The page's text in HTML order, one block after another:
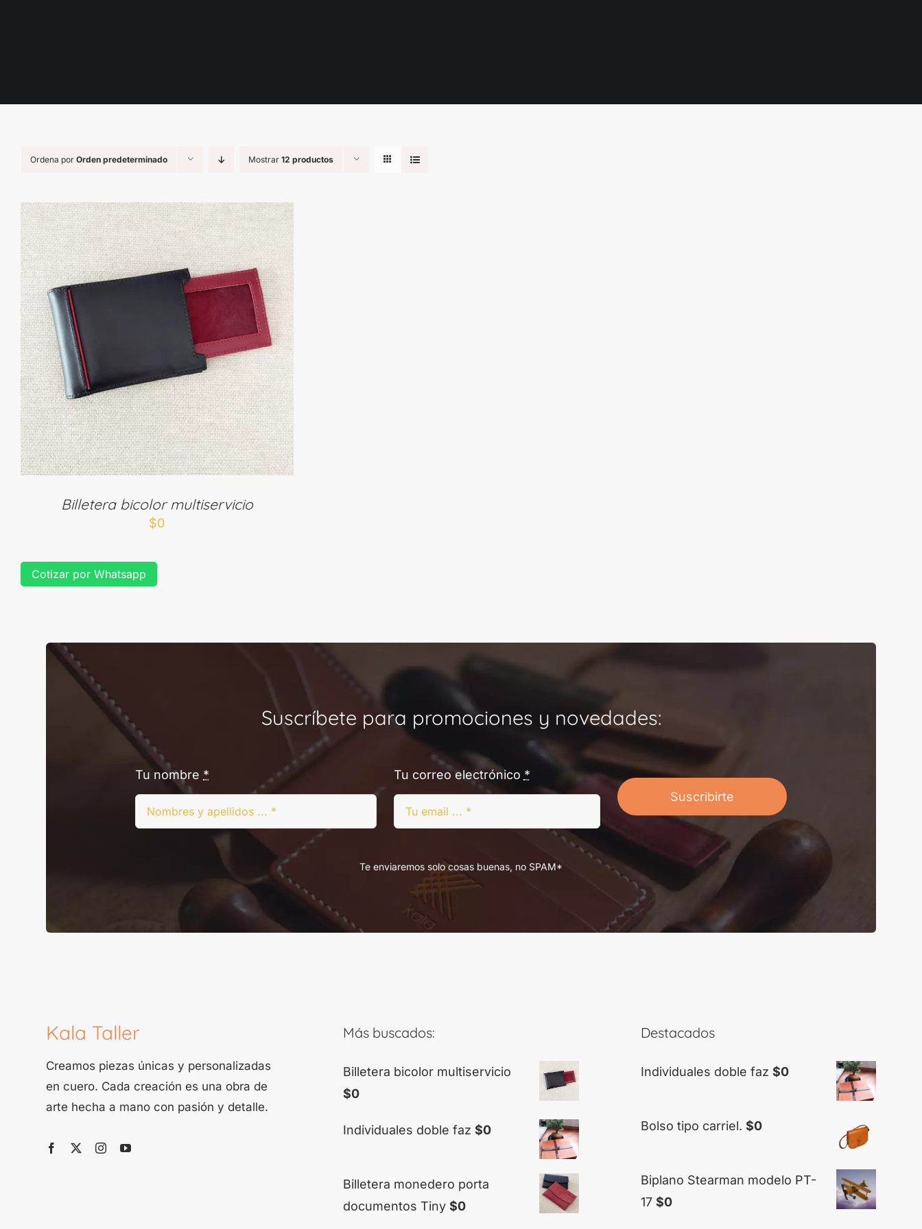
Ordena por Orden predeterminado Mostrar 12 productos
Billetera bicolor multiservicio
$0
Cotizar por Whatsapp
Suscríbete para promociones y novedades:
Tu nombre * Tu correo electrónico *
Suscribirte
Te enviaremos solo cosas buenas, no SPAM*
Kala Taller
Creamos piezas únicas y personalizadas
en cuero. Cada creación es una obra de
arte hecha a mano con pasión y detalle.
Más buscados:
Billetera bicolor multiservicio
$0
Individuales doble faz $0
Billetera monedero porta
documentos Tiny $0
Destacados
Individuales doble faz $0
Bolso tipo carriel. $0
Biplano Stearman modelo PT-
17 $0